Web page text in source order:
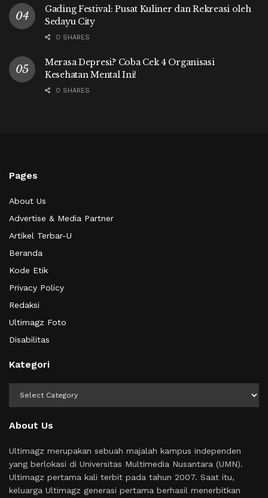
Gading Festival: Pusat Kuliner dan Rekreasi oleh
Sedayu City
0 SHARES
Merasa Depresi? Coba Cek 4 Organisasi
Kesehatan Mental Ini!
0 SHARES
Pages
About Us
Advertise & Media Partner
Artikel Terbar-U
Beranda
Kode Etik
Privacy Policy
Redaksi
Ultimagz Foto
Disabilitas
Kategori
About Us
Ultimagz merupakan sebuah majalah kampus independen
yang berlokasi di Universitas Multimedia Nusantara (UMN).
Ultimagz pertama kali terbit pada tahun 2007. Saat itu,
keluarga Ultimagz generasi pertama berhasil menerbitkan